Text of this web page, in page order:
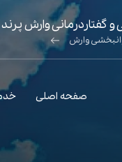
و گفتاردرمانی وارش پرند
وارش
صفحه اصلی